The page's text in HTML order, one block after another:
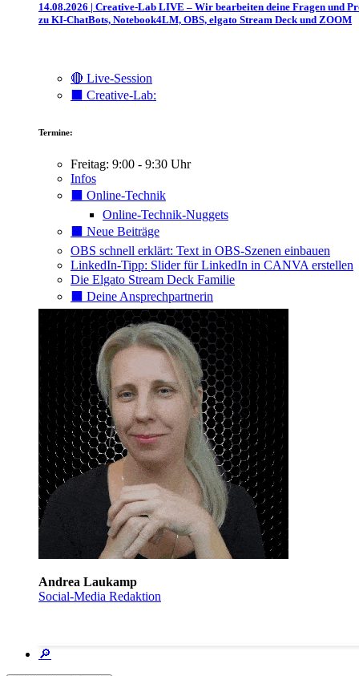
14.08.2026 | Creative-Lab LIVE – Wir bearbeiten deine Fragen und
zu KI-ChatBots, Notebook4LM, OBS, elgato Stream Deck und ZOOM
🔴 Live-Session
⬛️ Creative-Lab:
Termine:
Freitag: 9:00 - 9:30 Uhr
Infos
⬛️ Online-Technik
Online-Technik-Nuggets
⬛️ Neue Beiträge
OBS schnell erklärt: Text in OBS-Szenen einbauen
LinkedIn-Tipp: Slider für LinkedIn in CANVA erstellen
Die Elgato Stream Deck Familie
⬛️ Deine Ansprechpartnerin
Andrea Laukamp
Social-Media Redaktion
🔎